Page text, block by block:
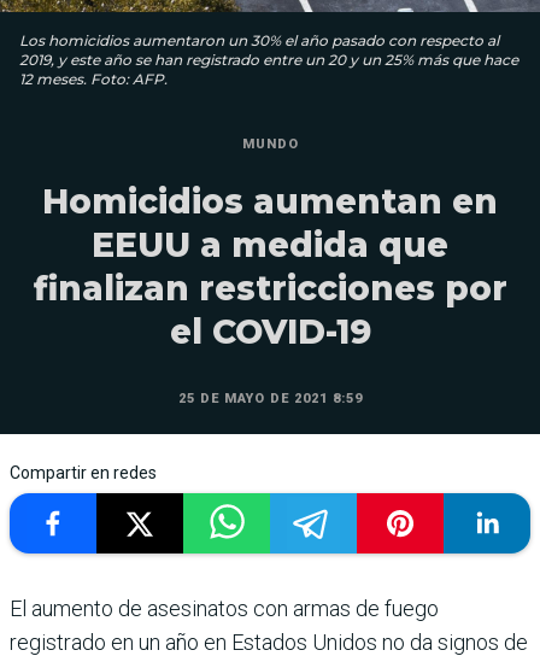
Los homicidios aumentaron un 30% el año pasado con respecto al
2019, y este año se han registrado entre un 20 y un 25% más que hace
12 meses. Foto: AFP.
MUNDO
Homicidios aumentan en
EEUU a medida que
finalizan restricciones por
el COVID-19
25 DE MAYO DE 2021 8:59
Compartir en redes
El aumento de asesinatos con armas de fuego
registrado en un año en Estados Unidos no da signos de